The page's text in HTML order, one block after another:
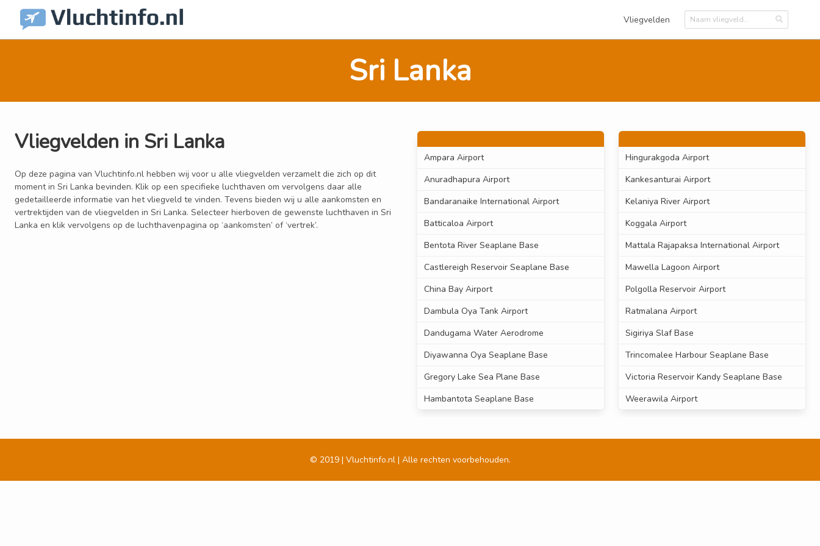
Vliegvelden
Sri Lanka
Vliegvelden in Sri Lanka
Op deze pagina van Vluchtinfo.nl hebben wij voor u alle vliegvelden verzamelt die zich op dit
moment in Sri Lanka bevinden. Klik op een specifieke luchthaven om vervolgens daar alle
gedetailleerde informatie van het vliegveld te vinden. Tevens bieden wij u alle aankomsten en
vertrektijden van de vliegvelden in Sri Lanka. Selecteer hierboven de gewenste luchthaven in Sri
Lanka en klik vervolgens op de luchthavenpagina op ‘aankomsten’ of ‘vertrek’.
Ampara Airport
Anuradhapura Airport
Bandaranaike International Airport
Batticaloa Airport
Bentota River Seaplane Base
Castlereigh Reservoir Seaplane Base
China Bay Airport
Dambula Oya Tank Airport
Dandugama Water Aerodrome
Diyawanna Oya Seaplane Base
Gregory Lake Sea Plane Base
Hambantota Seaplane Base
Hingurakgoda Airport
Kankesanturai Airport
Kelaniya River Airport
Koggala Airport
Mattala Rajapaksa International Airport
Mawella Lagoon Airport
Polgolla Reservoir Airport
Ratmalana Airport
Sigiriya Slaf Base
Trincomalee Harbour Seaplane Base
Victoria Reservoir Kandy Seaplane Base
Weerawila Airport
© 2019 | Vluchtinfo.nl | Alle rechten voorbehouden.